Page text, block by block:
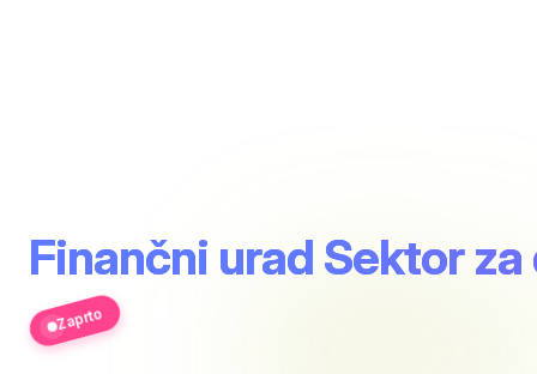
Finančni urad Sektor
Zaprto